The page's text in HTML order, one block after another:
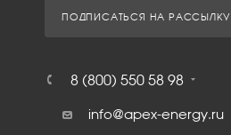
ПОДПИСАТЬСЯ НА РАССЫЛКУ
8 (800) 550 58 98
info@apex-energy.ru